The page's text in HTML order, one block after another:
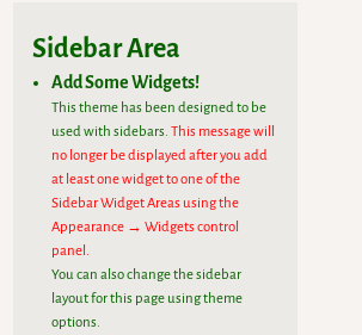
Sidebar Area
Add Some Widgets!
This theme has been designed to be
used with sidebars.This message will
no longer be displayed after you add
at least one widget to one of the
Sidebar Widget Areas using the
Appearance → Widgets control
panel.
You can also change the sidebar
layout for this page using theme
options.